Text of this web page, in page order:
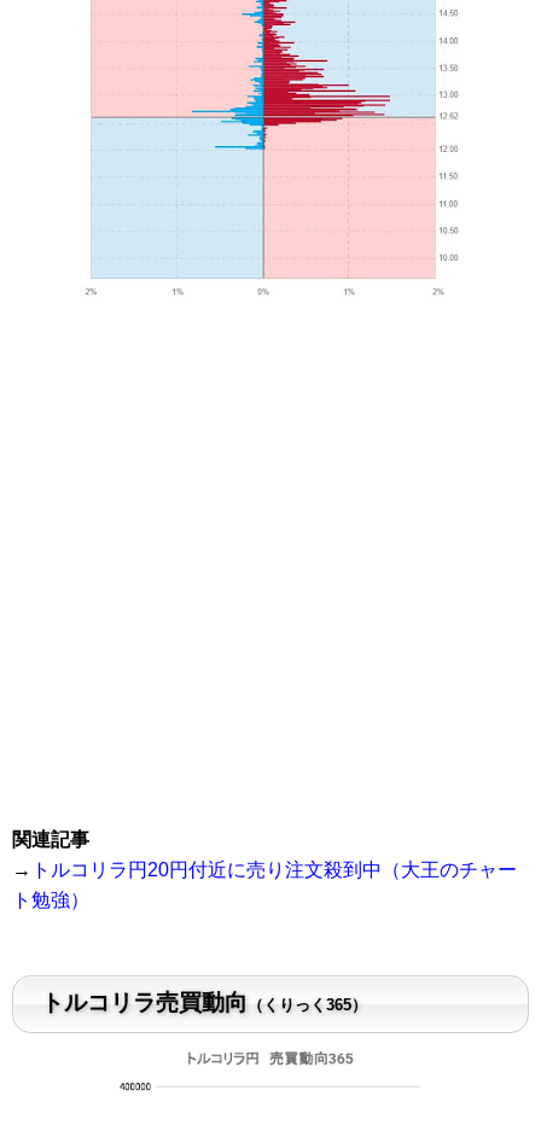
関連記事
→ トルコリラ円20円付近に売り注文殺到中（大王のチャー
ト勉強）
トルコリラ売買動向 （くりっく365）